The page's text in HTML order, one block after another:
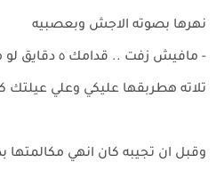
نهرها بصوته الاجش وبعصبيه
- مافيش زفت ..
تلاته هطربقها عليكي وعلي عيلتك
وقبل ان تجيبه كان انهي مكالمتها